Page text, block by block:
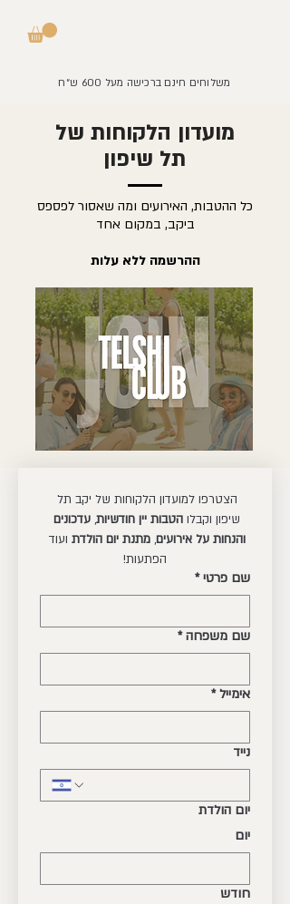
משלוחים חינם ברכישה מעל 600 ש״ח
מועדון הלקוחות של
תל שיפון
כל ההטבות, האירועים ומה שאסור לפספס
ביקב, במקום אחד
ההרשמה ללא עלות
שיפון וקבלו הטבות יין חודשיות,
והנחות על אירועים, מתנת יום הולדת
הפתעות!
שם פרטי *
שם משפחה *
אימייל *
נייד
יום הולדת
יום
חודש